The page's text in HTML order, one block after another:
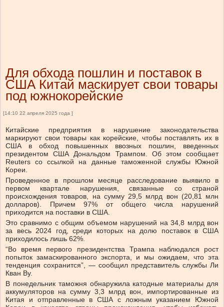
Для обхода пошлин и поставок в
США Китай маскирует свои товары
под южнокорейские
[14:10 22 апреля 2025 года ]
Китайские предприятия в нарушение законодательства
маркируют свои товары как корейские, чтобы поставлять их в
США в обход повышенных ввозных пошлин, введенных
президентом США Дональдом Трампом. Об этом сообщает
Reuters со ссылкой на данные таможенной службы Южной
Кореи.
Проведенное в прошлом месяце расследование выявило в
первом квартале нарушения, связанные со страной
происхождения товаров, на сумму 29,5 млрд вон (20,81 млн
долларов). Причем 97% от общего числа нарушений
приходится на поставки в США.
Это сравнимо с общим объемом нарушений на 34,8 млрд вон
за весь 2024 год, среди которых на долю поставок в США
приходилось лишь 62%.
“Во время первого президентства Трампа наблюдался рост
попыток замаскированного экспорта, и мы ожидаем, что эта
тенденция сохранится”, — сообщил представитель службы Ли
Кван Ву.
В понедельник таможня обнаружила катодные материалы для
аккумуляторов на сумму 3,3 млрд вон, импортированные из
Китая и отправленные в США с ложным указанием Южной